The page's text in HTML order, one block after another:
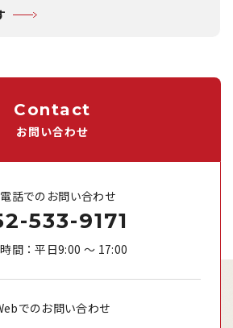
Contact
お問い合わせ
話でのお問い合わせ
533-9171
間：平日9:00 ～ 17:00
でのお問い合わせ